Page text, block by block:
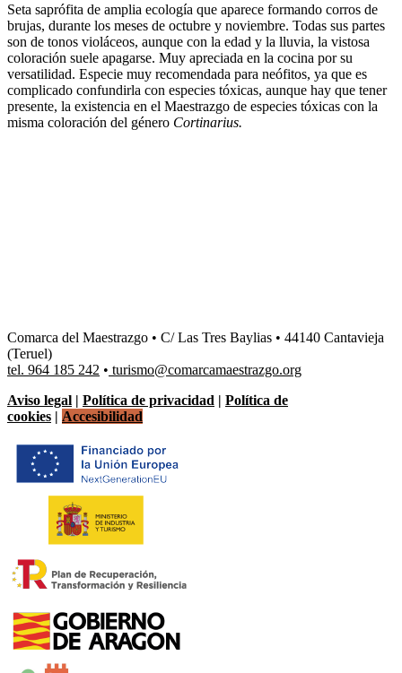
Seta saprófita de amplia ecología que aparece formando corros de
brujas, durante los meses de octubre y noviembre. Todas sus partes
son de tonos violáceos, aunque con la edad y la lluvia, la vistosa
coloración suele apagarse. Muy apreciada en la cocina por su
versatilidad. Especie muy recomendada para neófitos, ya que es
complicado confundirla con especies tóxicas, aunque hay que tener
presente, la existencia en el Maestrazgo de especies tóxicas con la
misma coloración del género Cortinarius.
Comarca del Maestrazgo • C/ Las Tres Baylias • 44140 Cantavieja
(Teruel)
tel. 964 185 242 • turismo@comarcamaestrazgo.org
Aviso legal | Política de privacidad | Política de
cookies | Accesibilidad